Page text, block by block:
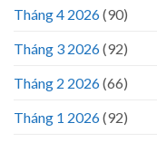
Tháng 4 2026(90)
Tháng 3 2026(92)
Tháng 2 2026(66)
Tháng 1 2026(92)